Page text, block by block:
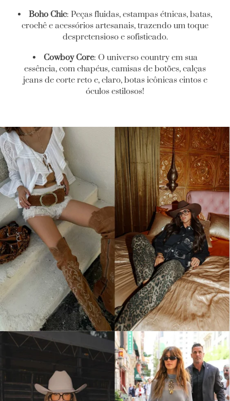
Boho Chic: Peças fluidas, estampas étnicas, batas,
crochê e acessórios artesanais, trazendo um toque
despretensioso e sofisticado.
Cowboy Core: O universo country em sua
essência, com chapéus, camisas de botões, calças
jeans de corte reto e, claro, botas icônicas cintos e
óculos estilosos!